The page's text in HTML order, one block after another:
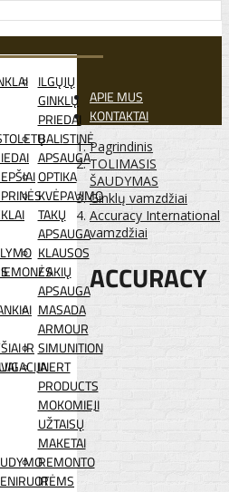
ILGŲJŲ
GINKLŲ
PRIEDAI
BALISTINĖ
APSAUGA
OPTIKA
KVĖPAVIMO
TAKŲ
APSAUGA
KLAUSOS
/ AKIŲ
APSAUGA
MASADA
ARMOUR
IR SIMUNITION
INERT
PRODUCTS
MOKOMIEJI
UŽTAISŲ
MAKETAI
REMONTO
IR
APIE MUS
KONTAKTAI
Pagrindinis
TOLIMASIS
ŠAUDYMAS
Ginklų vamzdžiai
Accuracy International
vamzdžiai
ACCURACY